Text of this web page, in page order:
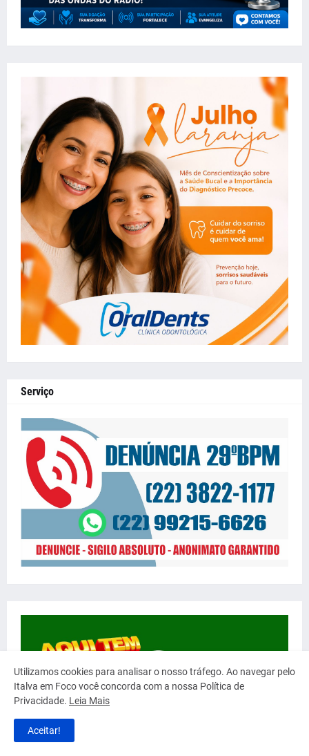
Serviço
Utilizamos cookies para analisar o nosso tráfego. Ao navegar pelo
Italva em Foco você concorda com a nossa Política de
Privacidade. Leia Mais
Aceitar!